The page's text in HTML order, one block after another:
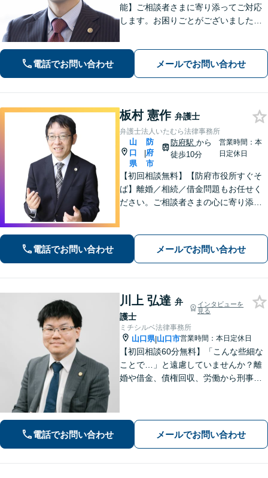
能】ご相談者さまに寄り添ってご対応
します。お困りごとがございましたら
電話でお問い合わせ メールでお問い合わせ
板村 憲作 弁護士
弁護士法人いたむら法律事務所
山
口
県
|
防
府
市
防府駅 から
徒歩10分
営業時間：本
日定休日
【初回相談無料】【防府市役所すぐそ
ば】離婚／相続／借金問題もお任せく
ださい。ご相談者さまの心に寄り添っ
着した事務所です。お気軽にご相談く
電話でお問い合わせ メールでお問い合わせ
川上 弘達 弁
護士
インタビューを
見る
ミチシルベ法律事務所
山口県|山口市営業時間：本日定休日
【初回相談60分無料】「こんな些細な
ことで…」と遠慮していませんか？離
婚や借金、債権回収、労働から刑事事
心誠意お伺いいたします。気軽にご相
談ください
電話でお問い合わせ メールでお問い合わせ